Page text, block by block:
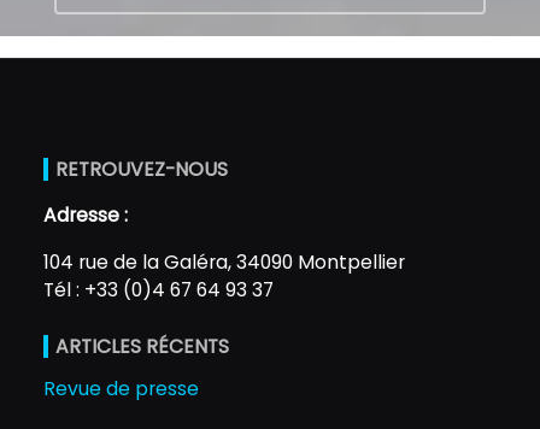
RETROUVEZ-NOUS
Adresse :
104 rue de la Galéra, 34090 Montpellier
Tél : +33 (0)4 67 64 93 37
ARTICLES RÉCENTS
Revue de presse